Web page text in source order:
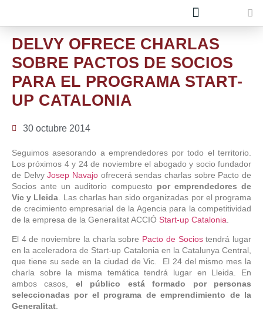
DELVY OFRECE CHARLAS
SOBRE PACTOS DE SOCIOS
PARA EL PROGRAMA START-
UP CATALONIA
30 octubre 2014
Seguimos asesorando a emprendedores por todo el territorio.
Los próximos 4 y 24 de noviembre el abogado y socio fundador
de DelvyJosep Navajo ofrecerá sendas charlas sobre Pacto de
Socios ante un auditorio compuesto por emprendedores de
Vic y Lleida . Las charlas han sido organizadas por el programa
de crecimiento empresarial de la Agencia para la competitividad
de la empresa de la Generalitat ACCIÓ Start-up Catalonia
El 4 de noviembre la charla sobre Pacto de Sociostendrá lugar
en la aceleradora de Start-up Catalonia en la Catalunya Central,
que tiene su sede en la ciudad de Vic. El 24 del mismo mes la
charla sobre la misma temática tendrá lugar en Lleida. En
ambos casos, el público está formado por personas
seleccionadas por el programa de emprendimiento de la
Generalitat